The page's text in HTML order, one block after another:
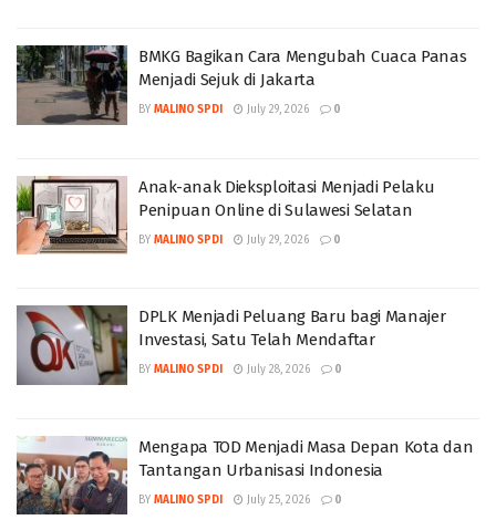
BMKG Bagikan Cara Mengubah Cuaca Panas
Menjadi Sejuk di Jakarta
BY MALINO SPDI July 29, 2026 0
Anak-anak Dieksploitasi Menjadi Pelaku
Penipuan Online di Sulawesi Selatan
BY MALINO SPDI July 29, 2026 0
DPLK Menjadi Peluang Baru bagi Manajer
Investasi, Satu Telah Mendaftar
BY MALINO SPDI July 28, 2026 0
Mengapa TOD Menjadi Masa Depan Kota dan
Tantangan Urbanisasi Indonesia
BY MALINO SPDI July 25, 2026 0